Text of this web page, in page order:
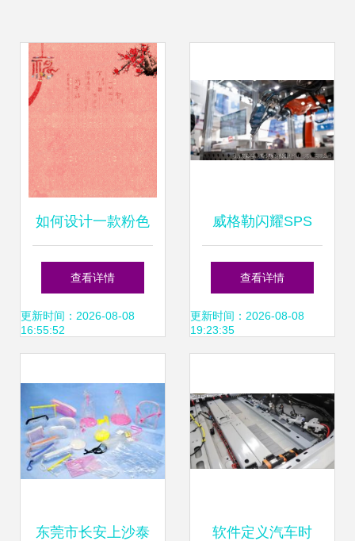
如何设计一款粉色
喜庆的新年节日背
景软件
查看详情
更新时间：2026-08-08
16:55:52
威格勒闪耀SPS
2023德国展 明星
产品琳琅满目，软
来
查看详情
更新时间：2026-08-08
19:23:35
东莞市长安上沙泰 软件定义汽车时